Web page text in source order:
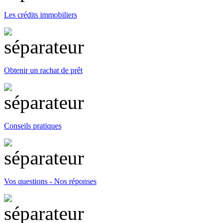
Les crédits immobiliers
Obtenir un rachat de prêt
Conseils pratiques
Vos questions - Nos réponses